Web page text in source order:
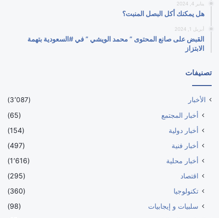
يناير 4, 2024
هل يمكنك أكل البصل المنبت؟
أبريل 1, 2024
القبض على صانع المحتوى ” محمد الويشي ” في #السعودية بتهمة
الابتزاز
تصنيفات
الأخبار (3٬087)
أخبار المجتمع
(65)
أخبار دولية
(154)
أخبار فنية
(497)
أخبار محلية
(1٬616)
اقتصاد
(295)
تكنولوجيا
(360)
سلبيات و إيجابيات
(98)